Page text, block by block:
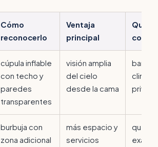
Cómo
reconocerlo
Ventaja
principal
Qué
cúpula inflable
con techo y
paredes
transparentes
visión amplia
del cielo
desde la cama
baño
burbuja con
zona adicional
más espacio y
servicios
qué